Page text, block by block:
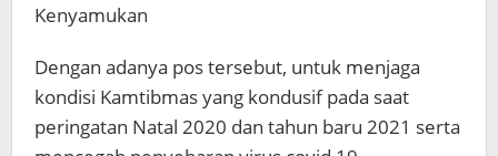
Kenyamukan
Dengan adanya pos tersebut, untuk menjaga
kondisi Kamtibmas yang kondusif pada saat
peringatan Natal 2020 dan tahun baru 2021 serta